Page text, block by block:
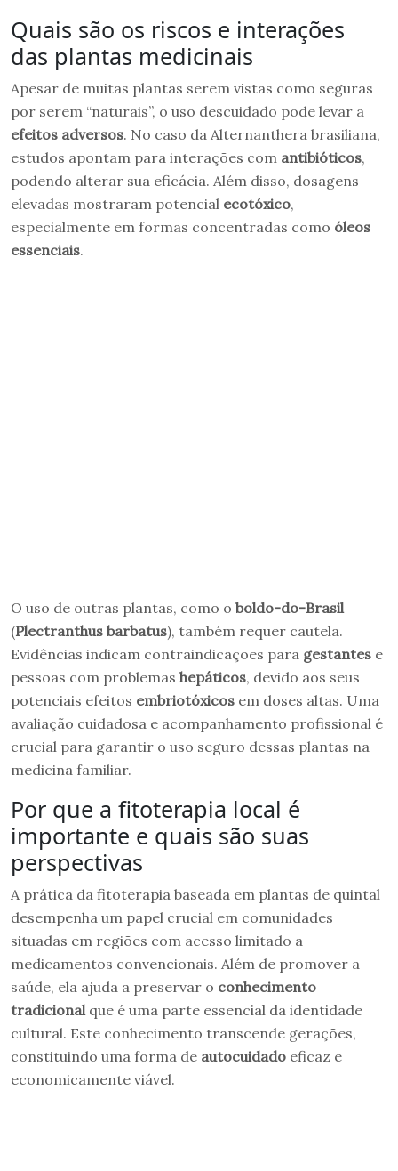
Quais são os riscos e interações
das plantas medicinais
Apesar de muitas plantas serem vistas como seguras
por serem “naturais”, o uso descuidado pode levar a
efeitos adversos. No caso da Alternanthera brasiliana,
estudos apontam para interações com antibióticos,
podendo alterar sua eficácia. Além disso, dosagens
elevadas mostraram potencial ecotóxico,
especialmente em formas concentradas como óleos
essenciais.
O uso de outras plantas, como o boldo-do-Brasil
(Plectranthus barbatus), também requer cautela.
Evidências indicam contraindicações para gestantes e
pessoas com problemas hepáticos, devido aos seus
potenciais efeitos embriotóxicos em doses altas. Uma
avaliação cuidadosa e acompanhamento profissional é
crucial para garantir o uso seguro dessas plantas na
medicina familiar.
Por que a fitoterapia local é
importante e quais são suas
perspectivas
A prática da fitoterapia baseada em plantas de quintal
desempenha um papel crucial em comunidades
situadas em regiões com acesso limitado a
medicamentos convencionais. Além de promover a
saúde, ela ajuda a preservar o conhecimento
tradicional que é uma parte essencial da identidade
cultural. Este conhecimento transcende gerações,
constituindo uma forma de autocuidado eficaz e
economicamente viável.